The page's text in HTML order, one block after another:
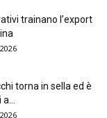
trainano l’export
torna in sella ed è